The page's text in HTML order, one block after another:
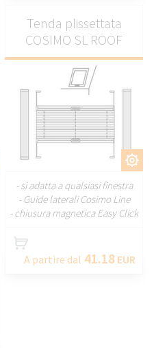
PERSONALIZZARE
Tenda plissettata
COSIMO SL ROOF
- si adatta a qualsiasi finestra
- Guide laterali Cosimo Line
- chiusura magnetica Easy Click
A partire dal 41.18 EUR